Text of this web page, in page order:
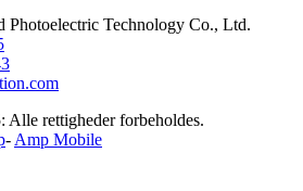
Photoelectric Technology Co., Ltd.
rettigheder forbeholdes.
- Amp Mobile